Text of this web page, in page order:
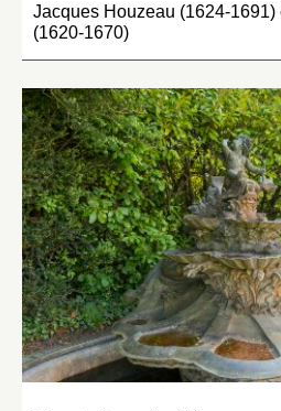
Jacques Houzeau (1624-1691)
(1620-1670)